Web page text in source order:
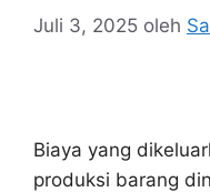
Juli 3, 2025 oleh
Biaya yang
produksi barang